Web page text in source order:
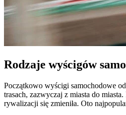
Rodzaje wyścigów
Początkowo wyścigi samochodowe
trasach, zazwyczaj z miasta do miasta.
rywalizacji się zmieniła. Oto